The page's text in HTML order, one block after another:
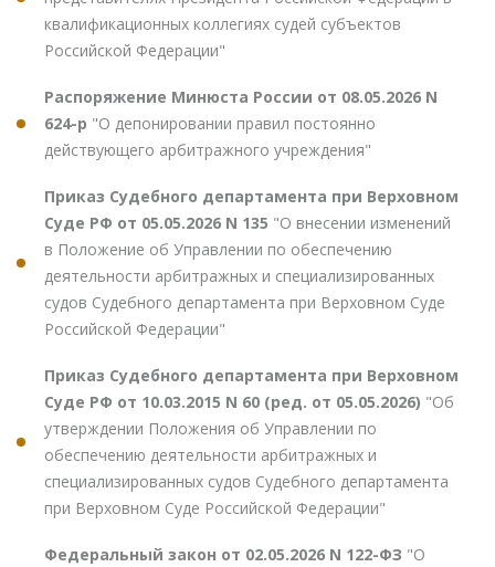
квалификационных коллегиях судей субъектов
Российской Федерации"
Распоряжение Минюста России от 08.05.2026 N
624-р "О депонировании правил постоянно
действующего арбитражного учреждения"
Приказ Судебного департамента при Верховном
Суде РФ от 05.05.2026 N 135 "О внесении изменений
в Положение об Управлении по обеспечению
деятельности арбитражных и специализированных
судов Судебного департамента при Верховном Суде
Российской Федерации"
Приказ Судебного департамента при Верховном
Суде РФ от 10.03.2015 N 60 (ред. от 05.05.2026) "Об
утверждении Положения об Управлении по
обеспечению деятельности арбитражных и
специализированных судов Судебного департамента
при Верховном Суде Российской Федерации"
Федеральный закон от 02.05.2026 N 122-ФЗ "О